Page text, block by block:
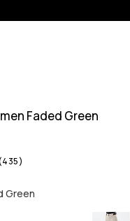
Faded Green
4.6/5
Green